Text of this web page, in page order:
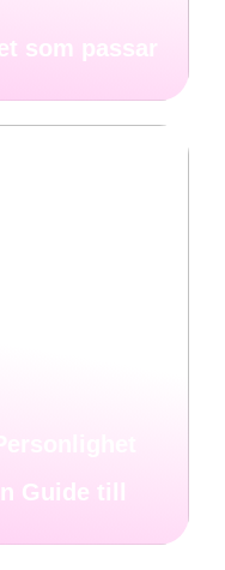
som passar
Guide till